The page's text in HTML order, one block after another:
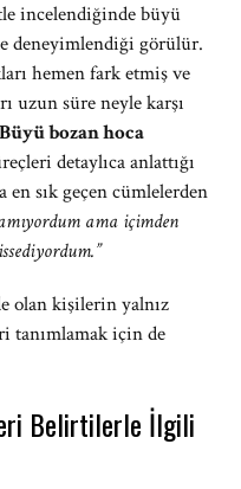
incelendiğinde büyü
deneyimlendiği görülür.
hemen fark etmiş ve
uzun süre neyle karşı
Büyü bozan hoca
detaylıca anlattığı
sık geçen cümlelerden
ama içimden
olan kişilerin yalnız
tanımlamak için de
Belirtilerle İlgili